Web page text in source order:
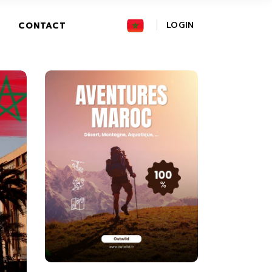
CONTACT LOGIN
FR